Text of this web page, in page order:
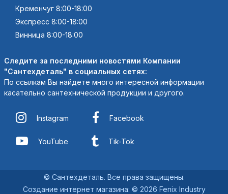
Кременчуг 8:00-18:00
Экспресс 8:00-18:00
Винница 8:00-18:00
Следите за последними новостями Компании
"Сантехдеталь" в социальных сетях:
По ссылкам Вы найдете много интересной информации
касательно сантехнической продукции и другого.
Instagram Facebook
YouTube Tik-Tok
© Сантехдеталь. Все права защищены.
Создание интернет магазина: © 2026 Fenix Industry